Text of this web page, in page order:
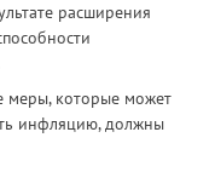
расширения
меры, которые может
инфляцию, должны